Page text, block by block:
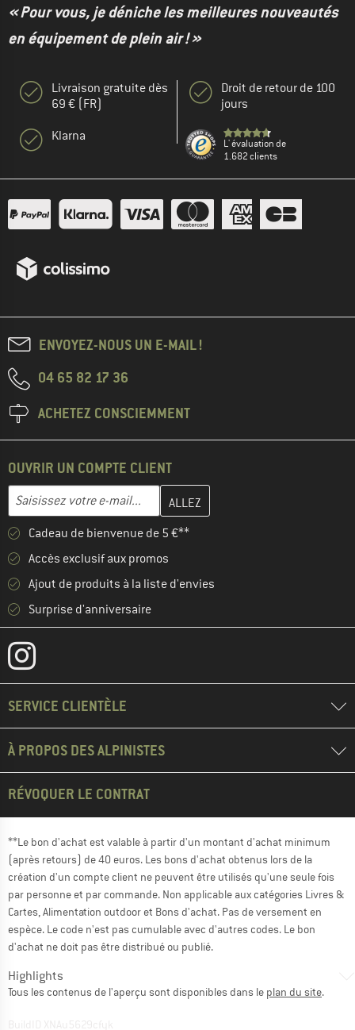
« Pour vous, je déniche les meilleures nouveautés
en équipement de plein air ! »
Livraison gratuite dès
69 € (FR)
Klarna
Droit de retour de 100
jours
L' évaluation de
1.682 clients
ENVOYEZ-NOUS UN E-MAIL !
04 65 82 17 36
ACHETEZ CONSCIEMMENT
OUVRIR UN COMPTE CLIENT
Adresse e-mail
Entrez votre adresse e-mail ici et créez votre compte client à la
Cadeau de bienvenue de 5 €**
Accès exclusif aux promos
Ajout de produits à la liste d'envies
Surprise d'anniversaire
SERVICE CLIENTÈLE
À PROPOS DES ALPINISTES
RÉVOQUER LE CONTRAT
**Le bon d'achat est valable à partir d'un montant d'achat minimum
(après retours) de 40 euros. Les bons d'achat obtenus lors de la
création d'un compte client ne peuvent être utilisés qu'une seule fois
par personne et par commande. Non applicable aux catégories Livres &
Cartes, Alimentation outdoor et Bons d'achat. Pas de versement en
espèce. Le code n'est pas cumulable avec d'autres codes. Le bon
d'achat ne doit pas être distribué ou publié.
Highlights
Tous les contenus de l'aperçu sont disponibles dans le plan du site.